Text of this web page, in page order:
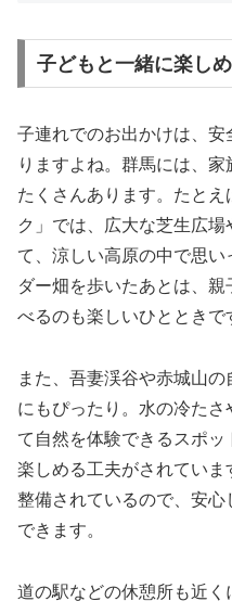
子どもと一緒に楽し
子連れでのお出かけは、
りますよね。群馬には、
たくさんあります。たと
ク」では、広大な芝生広
て、涼しい高原の中で思
ダー畑を歩いたあとは、
べるのも楽しいひとときで
また、吾妻渓谷や赤城山
にもぴったり。水の冷た
て自然を体験できるスポ
楽しめる工夫がされてい
整備されているので、安
できます。
道の駅などの休憩所も近